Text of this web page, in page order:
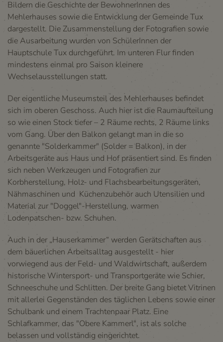
Bildern die Geschichte der BewohnerInnen des
Mehlerhauses sowie die Entwicklung der Gemeinde Tux
dargestellt. Die Zusammenstellung der Fotografien sowie
die Ausarbeitung wurden von SchülerInnen der
Hauptschule Tux durchgeführt. Im unteren Flur finden
mindestens einmal pro Saison kleinere
Wechselausstellungen statt.
Der eigentliche Museumsteil des Mehlerhauses befindet
sich im oberen Geschoss. Auch hier ist die Raumaufteilung
so wie einen Stock tiefer – 2 Räume rechts, 2 Räume links
vom Gang. Über den Balkon gelangt man in die so
genannte "Solderkammer" (Solder = Balkon), in der
Arbeitsgeräte aus Haus und Hof präsentiert sind. Es finden
sich neben Werkzeugen und Fotografien zur
Korbherstellung, Holz- und Flachsbearbeitungsgeräten,
Nähmaschinen und Küchenzubehör auch Utensilien und
Material zur "Doggel"-Herstellung, warmen
Lodenpatschen- bzw. Schuhen.
Auch in der „Hauserkammer“ werden Gerätschaften aus
dem bäuerlichen Arbeitsalltag ausgestellt - hier
vorwiegend aus der Feld- und Waldwirtschaft, außerdem
historische Wintersport- und Transportgeräte wie Schier,
Schneeschuhe und Schlitten. Der breite Gang bietet Vitrinen
mit allerlei Gegenständen des täglichen Lebens sowie einer
Schulbank und einem Trachtenpaar Platz. Eine
Schlafkammer, das "Obere Kammerl", ist als solche
belassen und vollständig eingerichtet.